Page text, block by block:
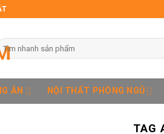
ĂN NỘI THẤT PHÒNG NGỦ
TAG